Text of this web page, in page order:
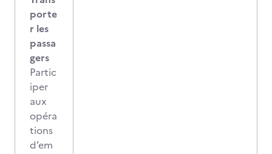
porte
r les
passa
gers
Partic
iper
aux
opéra
tions
d’em